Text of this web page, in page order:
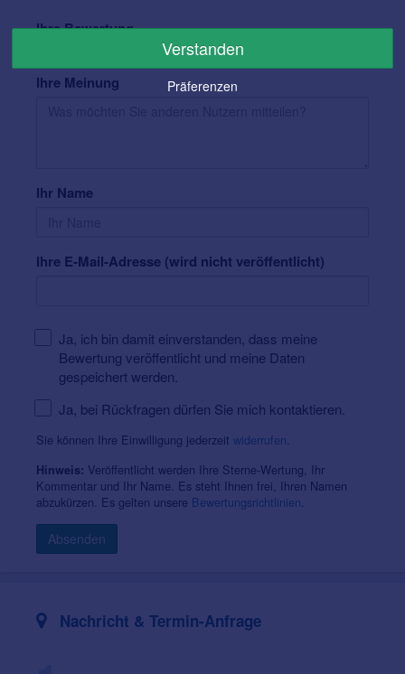
Ihre Bewertung
Ihre Meinung
Ihr Name
Ihre E-Mail-Adresse (wird nicht veröffentlicht)
Ja, ich bin damit einverstanden, dass meine
Bewertung veröffentlicht und meine Daten
gespeichert werden.
Ja, bei Rückfragen dürfen Sie mich kontaktieren.
Sie können Ihre Einwilligung jederzeit widerrufen.
Hinweis: Veröffentlicht werden Ihre Sterne-Wertung, Ihr
Kommentar und Ihr Name. Es steht Ihnen frei, Ihren Namen
abzukürzen. Es gelten unsere Bewertungsrichtlinien.
Absenden
Nachricht & Termin-Anfrage
Verstanden
Präferenzen